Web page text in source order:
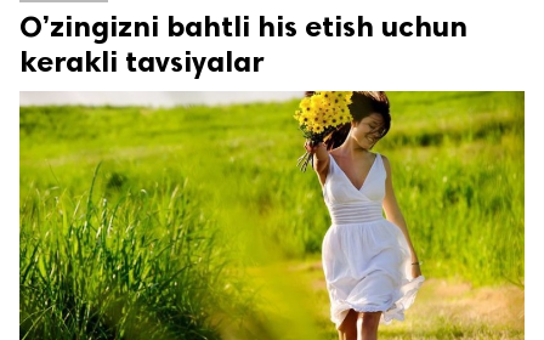
O’zingizni bahtli his etish uchun
kerakli tavsiyalar